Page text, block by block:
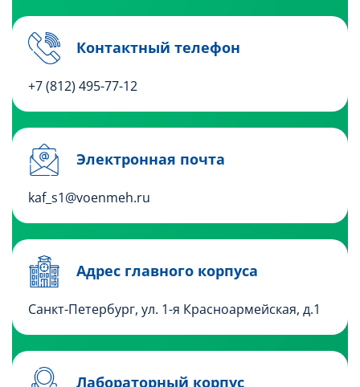
Контактный телефон
+7 (812) 495-77-12
Электронная почта
kaf_s1@voenmeh.ru
Адрес главного корпуса
Санкт-Петербург, ул. 1-я Красноармейская, д.1
Лабораторный корпус